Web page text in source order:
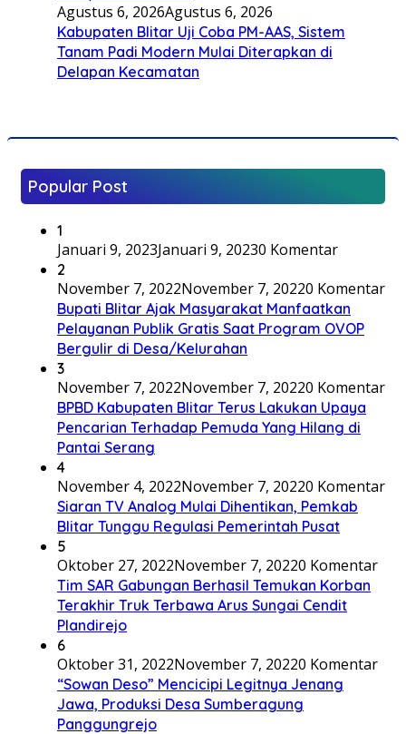
Agustus 6, 2026Agustus 6, 2026
Kabupaten Blitar Uji Coba PM-AAS, Sistem
Tanam Padi Modern Mulai Diterapkan di
Delapan Kecamatan
Popular Post
1
Januari 9, 2023Januari 9, 20230 Komentar
2
November 7, 2022November 7, 20220 Komentar
Bupati Blitar Ajak Masyarakat Manfaatkan
Pelayanan Publik Gratis Saat Program OVOP
Bergulir di Desa/Kelurahan
3
November 7, 2022November 7, 20220 Komentar
BPBD Kabupaten Blitar Terus Lakukan Upaya
Pencarian Terhadap Pemuda Yang Hilang di
Pantai Serang
4
November 4, 2022November 7, 20220 Komentar
Siaran TV Analog Mulai Dihentikan, Pemkab
Blitar Tunggu Regulasi Pemerintah Pusat
5
Oktober 27, 2022November 7, 20220 Komentar
Tim SAR Gabungan Berhasil Temukan Korban
Terakhir Truk Terbawa Arus Sungai Cendit
Plandirejo
6
Oktober 31, 2022November 7, 20220 Komentar
“Sowan Deso” Mencicipi Legitnya Jenang
Jawa, Produksi Desa Sumberagung
Panggungrejo